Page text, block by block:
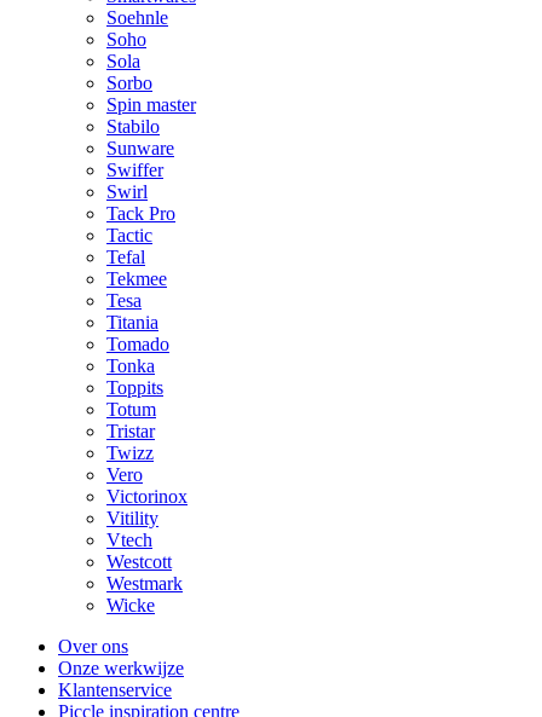
Soehnle
Soho
Sola
Sorbo
Spin master
Stabilo
Sunware
Swiffer
Swirl
Tack Pro
Tactic
Tefal
Tekmee
Tesa
Titania
Tomado
Tonka
Toppits
Totum
Tristar
Twizz
Vero
Victorinox
Vitility
Vtech
Westcott
Westmark
Wicke
Over ons
Onze werkwijze
Klantenservice
Piccle inspiration centre